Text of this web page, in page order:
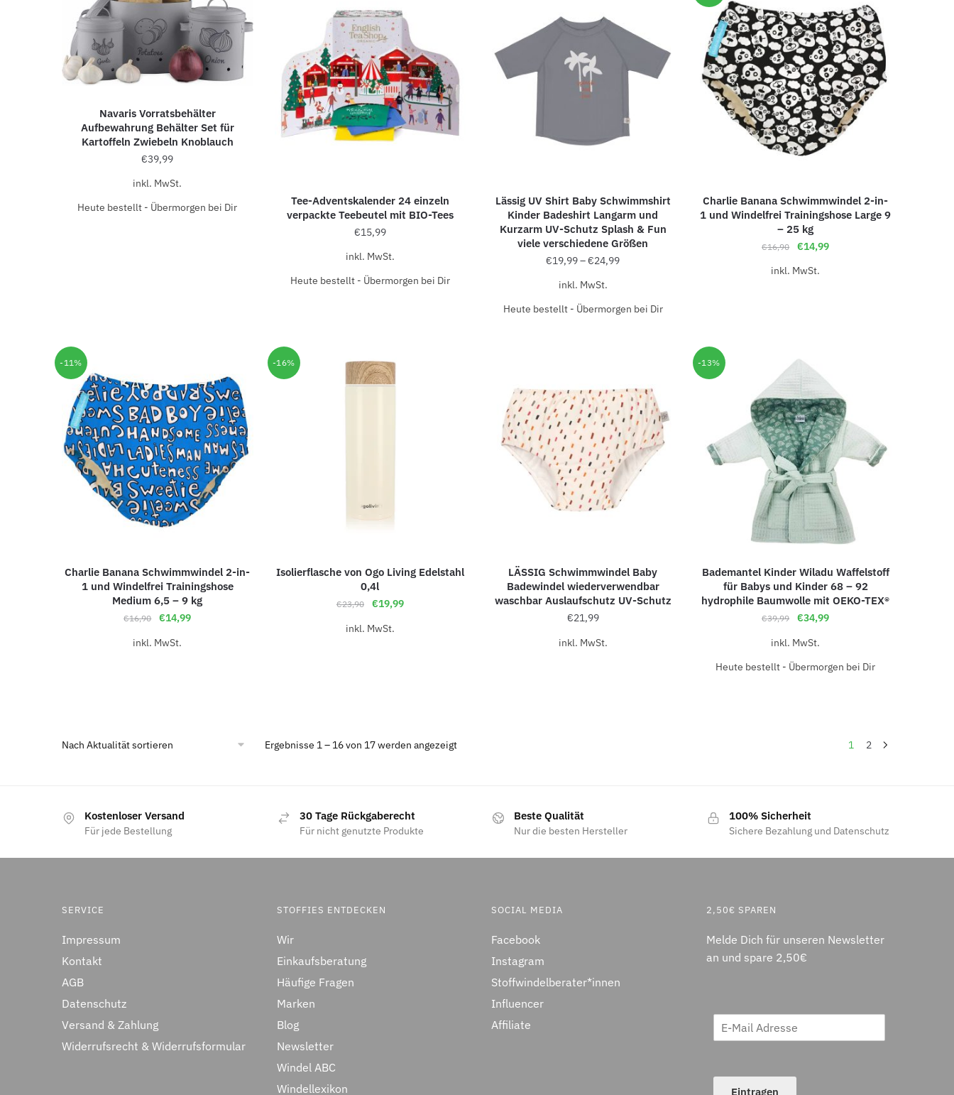
Navaris Vorratsbehälter
Aufbewahrung Behälter Set für
Kartoffeln Zwiebeln Knoblauch
€39,99
inkl. MwSt.
Heute bestellt - Übermorgen bei Dir
Tee-Adventskalender 24 einzeln
verpackte Teebeutel mit BIO-Tees
€15,99
inkl. MwSt.
Heute bestellt - Übermorgen bei Dir
Lässig UV Shirt Baby Schwimmshirt
Kinder Badeshirt Langarm und
Kurzarm UV-Schutz Splash & Fun
viele verschiedene Größen
€19,99–€24,99
inkl. MwSt.
Heute bestellt - Übermorgen bei Dir
Charlie Banana Schwimmwindel 2-in-
1 und Windelfrei Trainingshose Large 9
– 25 kg
€16,90 €14,99
inkl. MwSt.
-11%
Charlie Banana Schwimmwindel 2-in-
1 und Windelfrei Trainingshose
Medium 6,5 – 9 kg
€16,90 €14,99
inkl. MwSt.
-16%
Isolierflasche von Ogo Living Edelstahl
0,4l
€23,90 €19,99
inkl. MwSt.
LÄSSIG Schwimmwindel Baby
Badewindel wiederverwendbar
waschbar Auslaufschutz UV-Schutz
€21,99
inkl. MwSt.
-13%
Bademantel Kinder Wiladu Waffelstoff
für Babys und Kinder 68 – 92
hydrophile Baumwolle mit OEKO-TEX®
€39,99 €34,99
inkl. MwSt.
Heute bestellt - Übermorgen bei Dir
Ergebnisse 1 – 16 von 17 werden angezeigt 1 2
Kostenloser Versand
Für jede Bestellung
30 Tage Rückgaberecht
Für nicht genutzte Produkte
Beste Qualität
Nur die besten Hersteller
100% Sicherheit
Sichere Bezahlung und Datenschutz
SERVICE
Impressum
Kontakt
AGB
Datenschutz
Versand & Zahlung
Widerrufsrecht & Widerrufsformular
STOFFIES ENTDECKEN
Wir
Einkaufsberatung
Häufige Fragen
Marken
Blog
Newsletter
Windel ABC
Windellexikon
SOCIAL MEDIA
Facebook
Instagram
Stoffwindelberater*innen
Influencer
Affiliate
2,50€ SPAREN
Melde Dich für unseren Newsletter
an und spare 2,50€
Eintragen